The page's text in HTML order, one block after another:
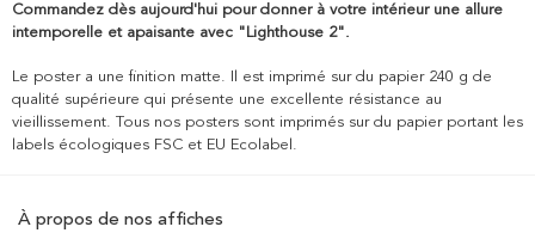
Commandez dès aujourd'hui pour donner à votre intérieur une allure
intemporelle et apaisante avec "Lighthouse 2".
Le poster a une finition matte. Il est imprimé sur du papier 240 g de
qualité supérieure qui présente une excellente résistance au
vieillissement. Tous nos posters sont imprimés sur du papier portant les
labels écologiques FSC et EU Ecolabel.
À propos de nos affiches